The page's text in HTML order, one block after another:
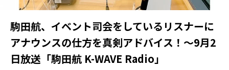
駒田航、イベント司会をしているリスナーに
アナウンスの仕方を真剣アドバイス！～9月2
日放送「駒田航 K-WAVE Radio」